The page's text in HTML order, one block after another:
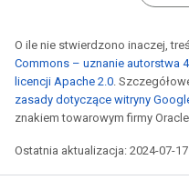
O ile nie stwierdzono inaczej,
Commons – uznanie autorstwa
licencji Apache 2.0.
zasady dotyczące witryny
znakiem towarowym firmy
Ostatnia aktualizacja: 2024-07-17